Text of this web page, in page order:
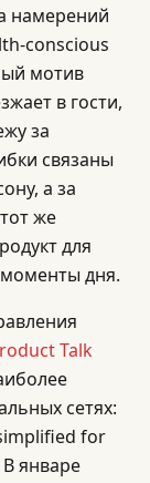
намерений
conscious
мотив
в гости,
за
связаны
а за
же
для
дня.
Talk
сетях:
for
январе